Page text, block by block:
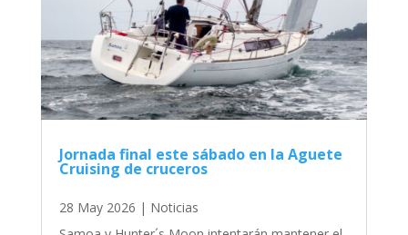
Jornada final este sábado en la Aguete
Cruising de cruceros
28 May 2026 | Noticias